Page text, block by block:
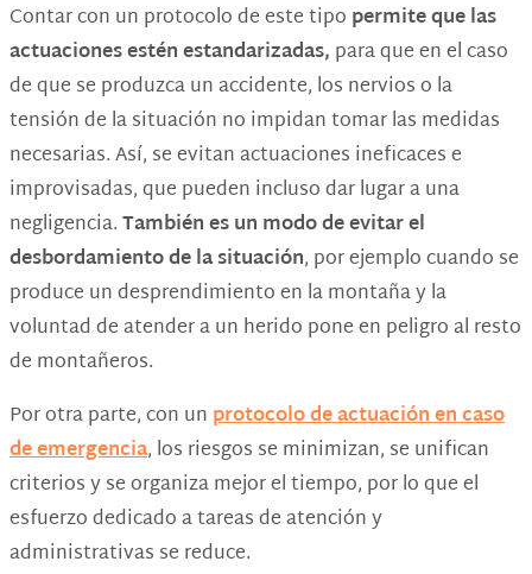
Contar con un protocolo de este tipo permite que las
actuaciones estén estandarizadas, para que en el caso
de que se produzca un accidente, los nervios o la
tensión de la situación no impidan tomar las medidas
necesarias. Así, se evitan actuaciones ineficaces e
improvisadas, que pueden incluso dar lugar a una
negligencia.También es un modo de evitar el
desbordamiento de la situación, por ejemplo cuando se
produce un desprendimiento en la montaña y la
voluntad de atender a un herido pone en peligro al resto
de montañeros.
Por otra parte, con un protocolo de actuación en caso
de emergencia, los riesgos se minimizan, se unifican
criterios y se organiza mejor el tiempo, por lo que el
esfuerzo dedicado a tareas de atención y
administrativas se reduce.